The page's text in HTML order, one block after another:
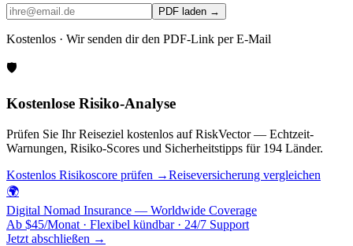
PDF laden →
Kostenlos · Wir senden dir den PDF-Link per E-Mail
🛡️
Kostenlose Risiko-Analyse
Prüfen Sie Ihr Reiseziel kostenlos auf RiskVector — Echtzeit-
Warnungen, Risiko-Scores und Sicherheitstipps für 194 Länder.
Kostenlos Risikoscore prüfen →Reiseversicherung vergleichen
🌍
Digital Nomad Insurance — Worldwide Coverage
Ab $45/Monat · Flexibel kündbar · 24/7 Support
Jetzt abschließen →